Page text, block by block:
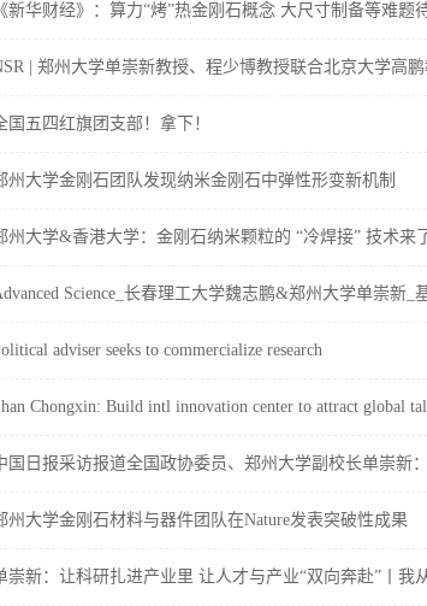
新华财经》：算力“烤”热金刚石概念 大尺寸制备等难题
| 郑州大学单崇新教授、程少博教授联合北京大学高
国五四红旗团支部！拿下！
州大学金刚石团队发现纳米金刚石中弹性形变新机制
州大学&香港大学：金刚石纳米颗粒的 “冷焊接” 技术来
Science_长春理工大学魏志鹏&郑州大学单崇新_
adviser seeks to commercialize research
Chongxin: Build intl innovation center to attract global
国日报采访报道全国政协委员、郑州大学副校长单崇新
州大学金刚石材料与器件团队在Nature发表突破性成果
崇新：让科研扎进产业里 让人才与产业“双向奔赴”丨我